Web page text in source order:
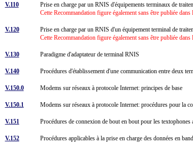
V.110
Prise en charge par un RNIS d'équipements terminaux de
Cette Recommandation figure également sans être publiée
V.120
Prise en charge par un RNIS d'un équipement terminal de
Cette Recommandation figure également sans être publiée
V.130 Paradigme d'adaptateur de terminal RNIS
V.140 Procédures d'établissement d'une communication entre deux
V.150.0 Modems sur réseaux à protocole Internet: principes de base
V.150.1 Modems sur réseaux à protocole Internet: procédures pour la
V.151 Procédures de connexion de bout en bout pour les
V.152 Procédures applicables à la prise en charge des données en